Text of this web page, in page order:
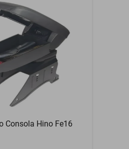
2 Boquilla
Limpiaparabrisas
3 Meses
Consola Hino Fe16